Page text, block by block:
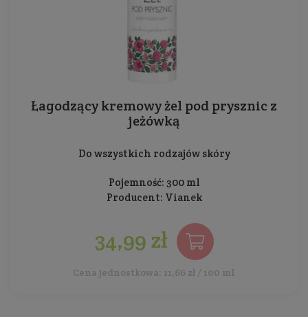
Łagodzący kremowy żel pod prysznic z
jeżówką
Do wszystkich rodzajów skóry
Pojemność: 300 ml
Producent: Vianek
34,99 zł
Cena jednostkowa: 11,66 zł / 100 ml